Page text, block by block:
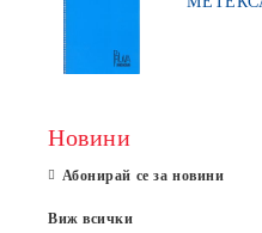
Новини
Абонирай се за новини
Виж всички